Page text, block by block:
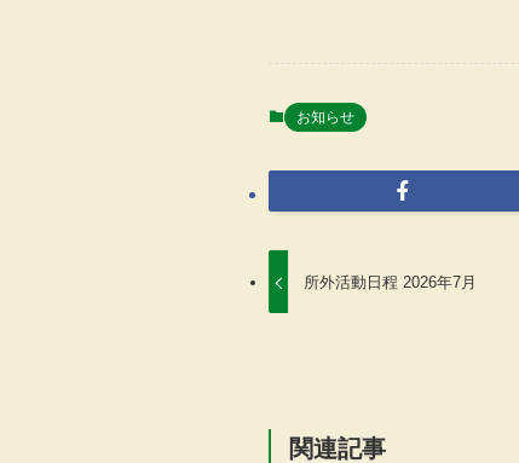
お知らせ
所外活動日程 2026年7月
関連記事